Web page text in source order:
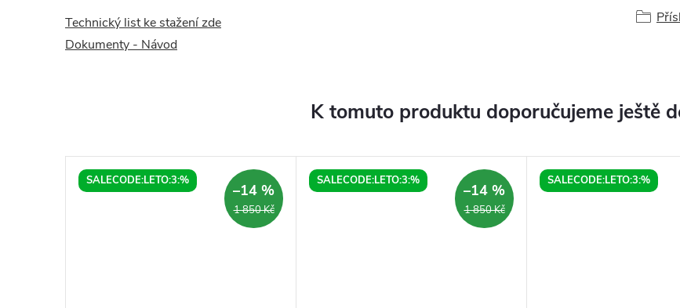
Technický list ke stažení zde
Dokumenty - Návod
K tomuto produktu doporučujeme ještě
SALECODE:LETO:3:%
1 850 Kč
–14 %
SALECODE:LETO:3:%
1 850 Kč
–14 %
SALECODE:LETO:3:%